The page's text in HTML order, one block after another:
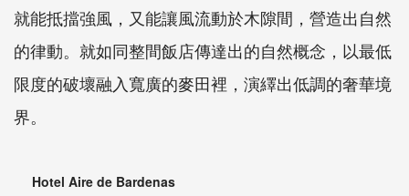
就能抵擋強風，又能讓風流動於木隙間，營造出自然
的律動。就如同整間飯店傳達出的自然概念，以最低
限度的破壞融入寬廣的麥田裡，演繹出低調的奢華境
界。
Hotel Aire de Bardenas